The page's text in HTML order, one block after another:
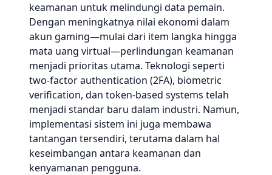
keamanan untuk melindungi data pemain.
Dengan meningkatnya nilai ekonomi dalam
akun gaming—mulai dari item langka hingga
mata uang virtual—perlindungan keamanan
menjadi prioritas utama. Teknologi seperti
two-factor authentication (2FA), biometric
verification, dan token-based systems telah
menjadi standar baru dalam industri. Namun,
implementasi sistem ini juga membawa
tantangan tersendiri, terutama dalam hal
keseimbangan antara keamanan dan
kenyamanan pengguna.